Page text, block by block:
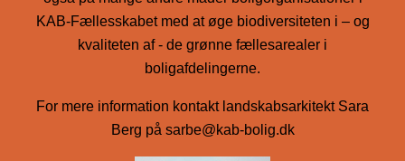
KAB-Fællesskabet med at øge biodiversiteten i – og
kvaliteten af - de grønne fællesarealer i
boligafdelingerne.
For mere information kontakt landskabsarkitekt Sara
Berg på sarbe@kab-bolig.dk